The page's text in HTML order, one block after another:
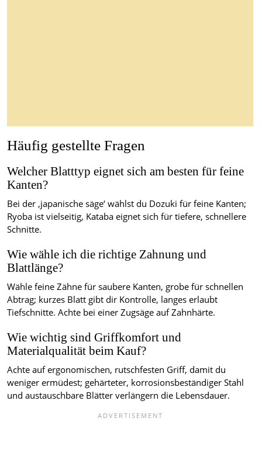
Häufig gestellte Fragen
Welcher Blatttyp eignet sich am besten für feine
Kanten?
Bei der ‚japanische säge‘ wählst du Dozuki für feine Kanten;
Ryoba ist vielseitig, Kataba eignet sich für tiefere, schnellere
Schnitte.
Wie wähle ich die richtige Zahnung und
Blattlänge?
Wähle feine Zähne für saubere Kanten, grobe für schnellen
Abtrag; kurzes Blatt gibt dir Kontrolle, langes erlaubt
Tiefschnitte. Achte bei einer Zugsäge auf Zahnhärte.
Wie wichtig sind Griffkomfort und
Materialqualität beim Kauf?
Achte auf ergonomischen, rutschfesten Griff, damit du
weniger ermüdest; gehärteter, korrosionsbeständiger Stahl
und austauschbare Blätter verlängern die Lebensdauer.